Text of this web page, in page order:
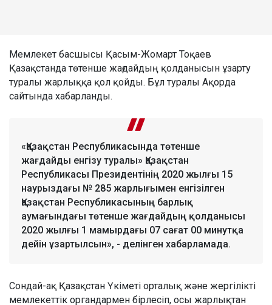
Мемлекет басшысы Қасым-Жомарт Тоқаев
Қазақстанда төтенше жағдайдың қолданысын ұзарту
туралы жарлыққа қол қойды. Бұл туралы Ақорда
сайтында хабарланды.
«Қазақстан Республикасында төтенше
жағдайды енгізу туралы» Қазақстан
Республикасы Президентінің 2020 жылғы 15
наурыздағы № 285 жарлығымен енгізілген
Қазақстан Республикасының барлық
аумағындағы төтенше жағдайдың қолданысы
2020 жылғы 1 мамырдағы 07 сағат 00 минутқа
дейін ұзартылсын», - делінген хабарламада.
Сондай-ақ Қазақстан Үкіметі орталық және жергілікті
мемлекеттік органдармен бірлесіп, осы жарлықтан